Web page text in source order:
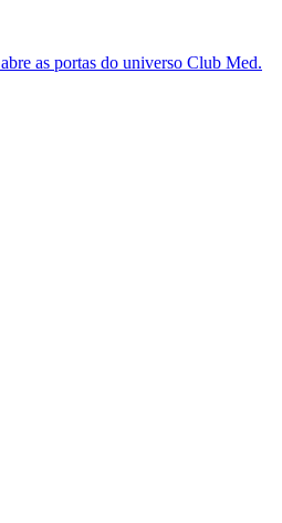
as portas do universo Club Med.